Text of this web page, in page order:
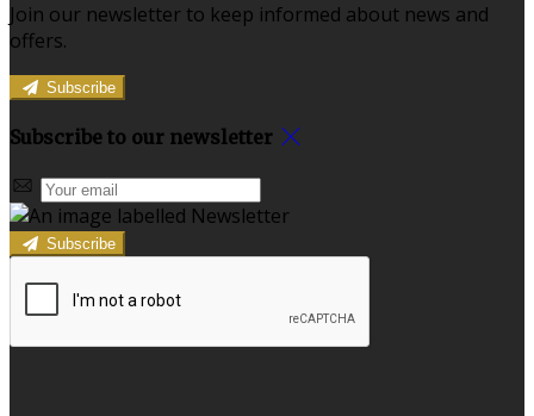
Join our newsletter to keep informed about news and
offers.
Subscribe
Subscribe to our newsletter
Subscribe